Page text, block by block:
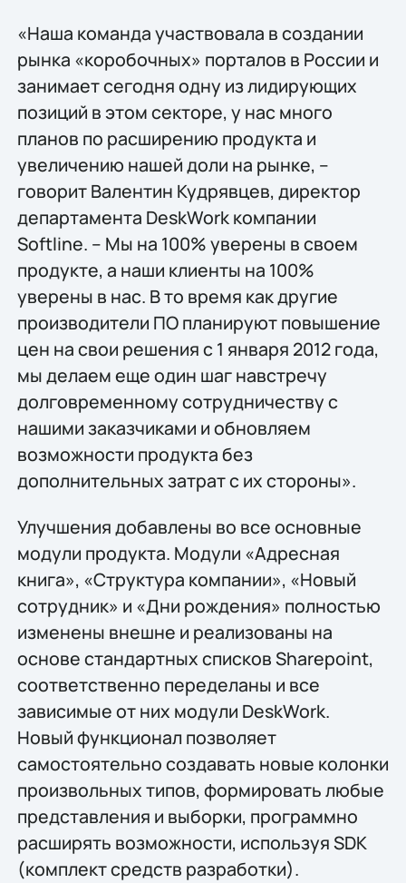
«Наша команда участвовала в создании
рынка «коробочных» порталов в России и
занимает сегодня одну из лидирующих
позиций в этом секторе, у нас много
планов по расширению продукта и
увеличению нашей доли на рынке, –
говорит Валентин Кудрявцев, директор
департамента DeskWork компании
Softline. – Мы на 100% уверены в своем
продукте, а наши клиенты на 100%
уверены в нас. В то время как другие
производители ПО планируют повышение
цен на свои решения с 1 января 2012 года,
мы делаем еще один шаг навстречу
долговременному сотрудничеству с
нашими заказчиками и обновляем
возможности продукта без
дополнительных затрат с их стороны».
Улучшения добавлены во все основные
модули продукта. Модули «Адресная
книга», «Структура компании», «Новый
сотрудник» и «Дни рождения» полностью
изменены внешне и реализованы на
основе стандартных списков Sharepoint,
соответственно переделаны и все
зависимые от них модули DeskWork.
Новый функционал позволяет
самостоятельно создавать новые колонки
произвольных типов, формировать любые
представления и выборки, программно
расширять возможности, используя SDK
(комплект средств разработки).